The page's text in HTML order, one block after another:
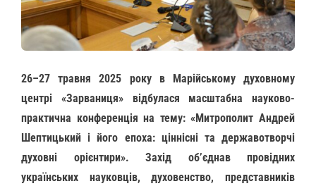
26–27 травня 2025 року в Марійському духовному
центрі «Зарваниця» відбулася масштабна науково-
практична конференція на тему: «Митрополит Андрей
Шептицький і його епоха: ціннісні та державотворчі
духовні орієнтири». Захід об’єднав провідних
українських науковців, духовенство, представників